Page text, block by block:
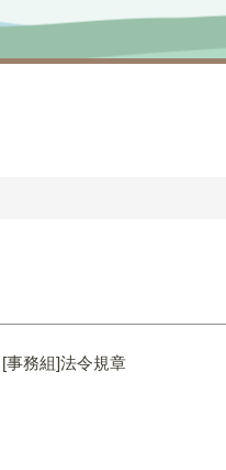
[事務組]法令規章